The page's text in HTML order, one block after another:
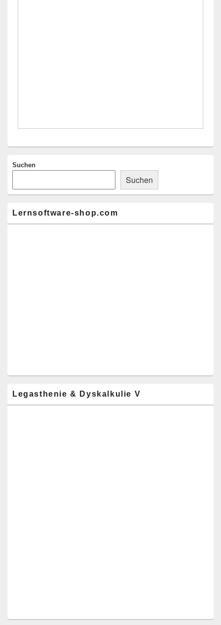
Suchen
Suchen
Lernsoftware-shop.com
Legasthenie & Dyskalkulie V